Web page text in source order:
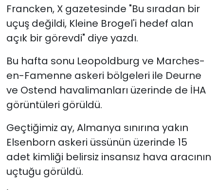
Francken, X gazetesinde "Bu sıradan bir
uçuş değildi, Kleine Brogel'i hedef alan
açık bir görevdi" diye yazdı.
Bu hafta sonu Leopoldburg ve Marches-
en-Famenne askeri bölgeleri ile Deurne
ve Ostend havalimanları üzerinde de İHA
görüntüleri görüldü.
Geçtiğimiz ay, Almanya sınırına yakın
Elsenborn askeri üssünün üzerinde 15
adet kimliği belirsiz insansız hava aracının
uçtuğu görüldü.